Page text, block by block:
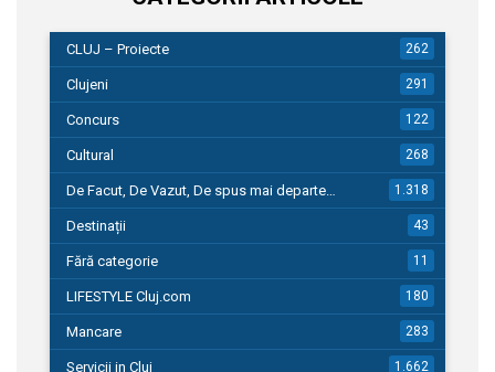
CLUJ – Proiecte 262
Clujeni 291
Concurs 122
Cultural 268
De Facut, De Vazut, De spus mai departe… 1.318
Destinații 43
Fără categorie 11
LIFESTYLE Cluj.com 180
Mancare 283
Servicii in Cluj 1.662